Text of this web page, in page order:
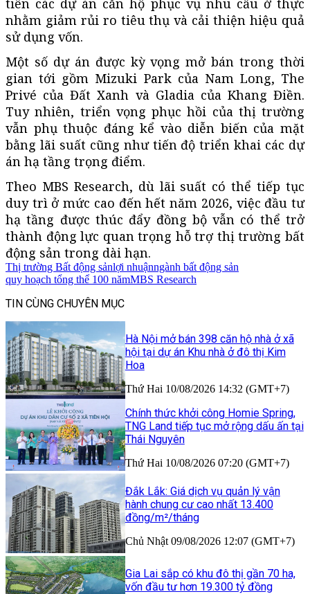
tiên các dự án căn hộ phục vụ nhu cầu ở thực
nhằm giảm rủi ro tiêu thụ và cải thiện hiệu quả
sử dụng vốn.
Một số dự án được kỳ vọng mở bán trong thời
gian tới gồm Mizuki Park của Nam Long, The
Privé của Đất Xanh và Gladia của Khang Điền.
Tuy nhiên, triển vọng phục hồi của thị trường
vẫn phụ thuộc đáng kể vào diễn biến của mặt
bằng lãi suất cũng như tiến độ triển khai các dự
án hạ tầng trọng điểm.
Theo MBS Research, dù lãi suất có thể tiếp tục
duy trì ở mức cao đến hết năm 2026, việc đầu tư
hạ tầng được thúc đẩy đồng bộ vẫn có thể trở
thành động lực quan trọng hỗ trợ thị trường bất
động sản trong dài hạn.
Thị trường Bất động sảnlợi nhuậnngành bất động sản
quy hoạch tổng thể 100 nămMBS Research
TIN CÙNG CHUYÊN MỤC
Hà Nội mở bán 398 căn hộ nhà ở xã
hội tại dự án Khu nhà ở đô thị Kim
Hoa
Thứ Hai 10/08/2026 14:32 (GMT+7)
Chính thức khởi công Homie Spring,
TNG Land tiếp tục mở rộng dấu ấn tại
Thái Nguyên
Thứ Hai 10/08/2026 07:20 (GMT+7)
Đắk Lắk: Giá dịch vụ quản lý vận
hành chung cư cao nhất 13.400
đồng/m²/tháng
Chủ Nhật 09/08/2026 12:07 (GMT+7)
Gia Lai sắp có khu đô thị gần 70 ha,
vốn đầu tư hơn 19.300 tỷ đồng